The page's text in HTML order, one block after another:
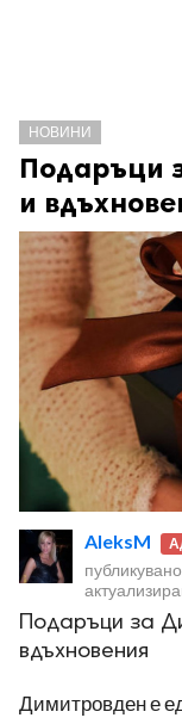
НОВИНИ
Подаръци
и
AleksM
Подаръци за
вдъхновения
Димитровден е